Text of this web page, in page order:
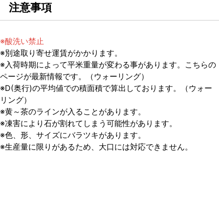
注意事項
※酸洗い禁止
※別途取り寄せ運賃がかかります。
※入荷時期によって平米重量が変わる事があります。こちらの
ページが最新情報です。（ウォーリング）
※D(奥行)の平均値での積面積で算出しております。（ウォー
リング）
※黄～茶のラインが入ることがあります。
※凍害により石が割れてしまう可能性があります。
※色、形、サイズにバラツキがあります。
※生産量に限りがあるため、大口には対応できません。